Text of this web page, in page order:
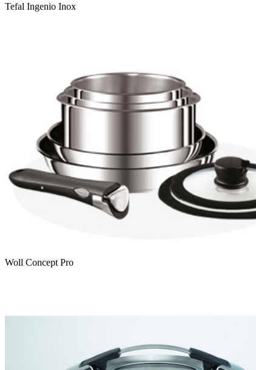
Tefal Ingenio Inox
Woll Concept Pro